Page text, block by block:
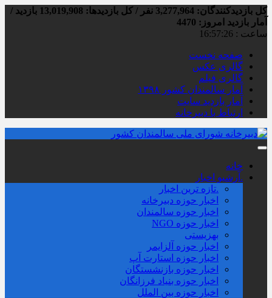
کل بازدیدکنند‌گان: 3,277,964 نفر / کل بازدیدها: 13,019,908 بازدید /
آمار بازدید امروز: 4470
ساعت : 16:57:27
صفحه نخست
گالری عکس
گالری فیلم
آمار سالمندان کشور ۱۳۹۸
آمار بازدید سایت
ارتباط با دبیرخانه
خانه
.آرشیو اخبار
.تازه ترین اخبار
اخبار حوزه دبیرخانه
اخبار حوزه سالمندان
اخبار حوزه NGO
بهزیستی
اخبار حوزه آلزايمر
اخبار حوزه استارت آپ
اخبار حوزه بازنشستگان
اخبار حوزه بنیاد فرزانگان
اخبار حوزه بین الملل